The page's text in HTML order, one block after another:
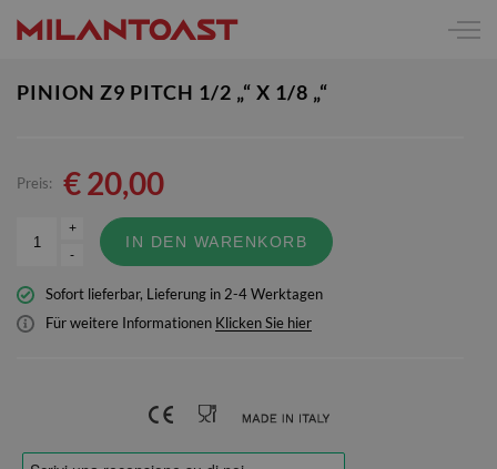
PINION Z9 PITCH 1/2 „“ X 1/8 „“
Preis: €20,00
+
-
IN DEN WARENKORB
Sofort lieferbar, Lieferung in 2-4 Werktagen
Für weitere Informationen Klicken Sie hier